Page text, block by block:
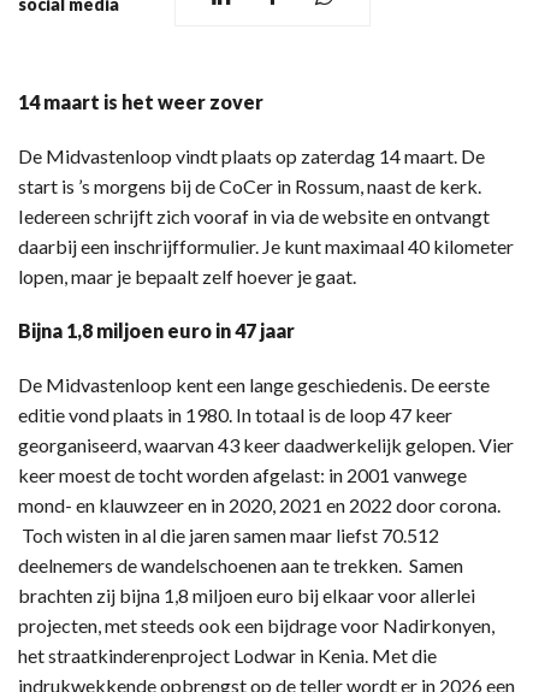
social media
14 maart is het weer zover
De Midvastenloop vindt plaats op zaterdag 14 maart. De
start is ’s morgens bij de CoCer in Rossum, naast de kerk.
Iedereen schrijft zich vooraf in via de website en ontvangt
daarbij een inschrijfformulier. Je kunt maximaal 40 kilometer
lopen, maar je bepaalt zelf hoever je gaat.
Bijna 1,8 miljoen euro in 47 jaar
De Midvastenloop kent een lange geschiedenis. De eerste
editie vond plaats in 1980. In totaal is de loop 47 keer
georganiseerd, waarvan 43 keer daadwerkelijk gelopen. Vier
keer moest de tocht worden afgelast: in 2001 vanwege
mond- en klauwzeer en in 2020, 2021 en 2022 door corona.
Toch wisten in al die jaren samen maar liefst 70.512
deelnemers de wandelschoenen aan te trekken. Samen
brachten zij bijna 1,8 miljoen euro bij elkaar voor allerlei
projecten, met steeds ook een bijdrage voor Nadirkonyen,
het straatkinderenproject Lodwar in Kenia. Met die
indrukwekkende opbrengst op de teller wordt er in 2026 een